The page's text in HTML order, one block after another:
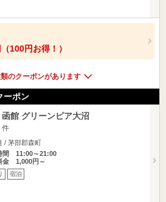
100円お得！）
のクーポンがあります
ーポン
館 グリーンピア大沼
/ 茅部郡森町
間 11:00～21:00
金 1,000円～
宿泊